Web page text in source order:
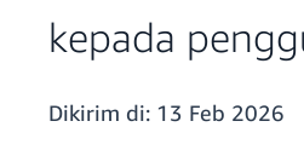
kepada
Dikirim di: 13 Feb 2026